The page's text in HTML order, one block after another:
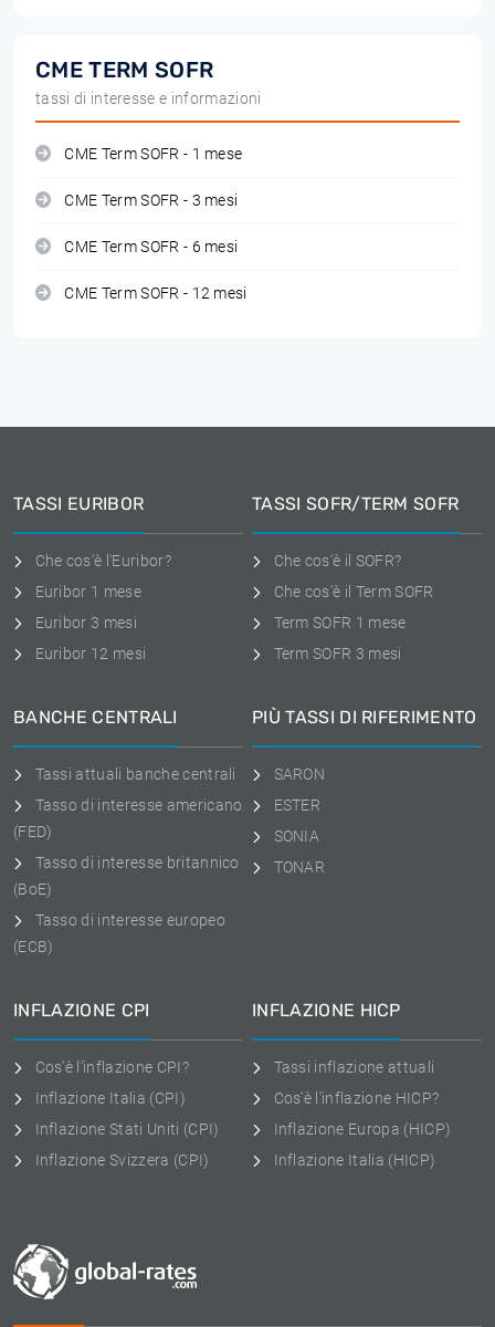
CME TERM SOFR
tassi di interesse e informazioni
CME Term SOFR - 1 mese
CME Term SOFR - 3 mesi
CME Term SOFR - 6 mesi
CME Term SOFR - 12 mesi
TASSI EURIBOR
Che cos'è l'Euribor?
Euribor 1 mese
Euribor 3 mesi
Euribor 12 mesi
TASSI SOFR/TERM SOFR
Che cos'è il SOFR?
Che cos'è il Term SOFR
Term SOFR 1 mese
Term SOFR 3 mesi
BANCHE CENTRALI
Tassi attuali banche centrali
Tasso di interesse americano
(FED)
Tasso di interesse britannico
(BoE)
Tasso di interesse europeo
(ECB)
PIÙ TASSI DI RIFERIMENTO
SARON
ESTER
SONIA
TONAR
INFLAZIONE CPI
Cos'è l'inflazione CPI?
Inflazione Italia (CPI)
Inflazione Stati Uniti (CPI)
Inflazione Svizzera (CPI)
INFLAZIONE HICP
Tassi inflazione attuali
Cos'è l'inflazione HICP?
Inflazione Europa (HICP)
Inflazione Italia (HICP)